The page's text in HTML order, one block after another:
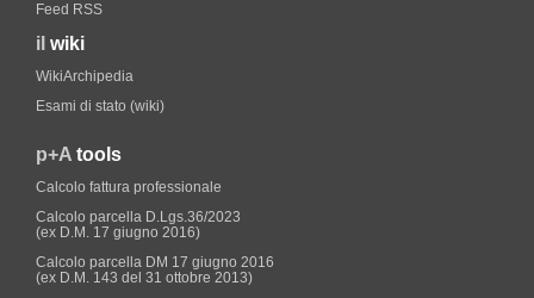
Feed RSS
il wiki
WikiArchipedia
Esami di stato (wiki)
p+A tools
Calcolo fattura professionale
Calcolo parcella D.Lgs.36/2023
(ex D.M. 17 giugno 2016)
Calcolo parcella DM 17 giugno 2016
(ex D.M. 143 del 31 ottobre 2013)